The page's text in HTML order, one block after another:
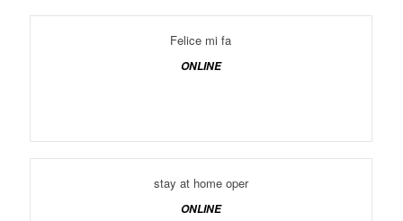
Felice mi fa
ONLINE
stay at home oper
ONLINE